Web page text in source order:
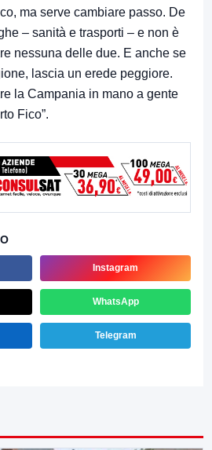
ma serve cambiare passo. De
– sanità e trasporti – e non è
nessuna delle due. E anche se
lascia un erede peggiore.
la Campania in mano a gente
Fico”.
Instagram
WhatsApp
Telegram